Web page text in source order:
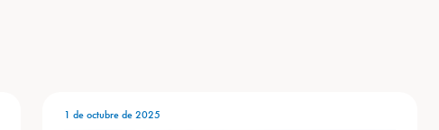
1 de octubre de 2025